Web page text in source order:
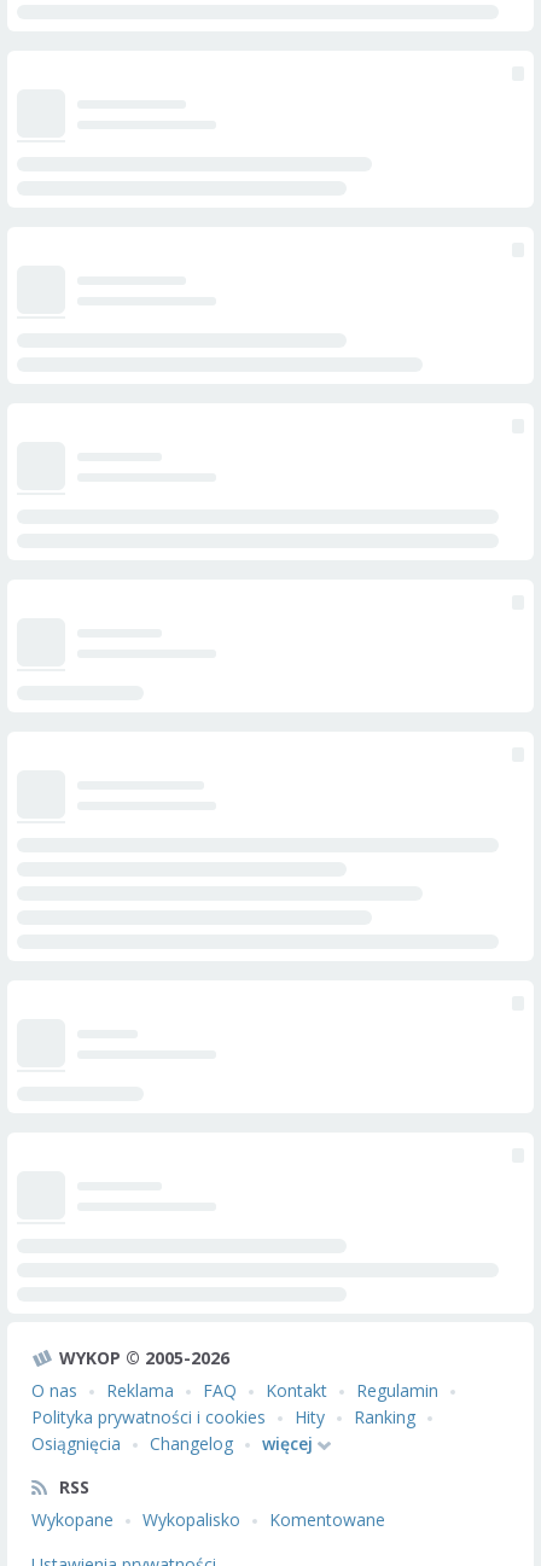
WYKOP © 2005-2026
O nas
Reklama FAQ Kontakt
Regulamin
Polityka prywatności i cookies
Hity
Ranking
Osiągnięcia
Changelog
więcej
RSS
Wykopane
Wykopalisko
Komentowane